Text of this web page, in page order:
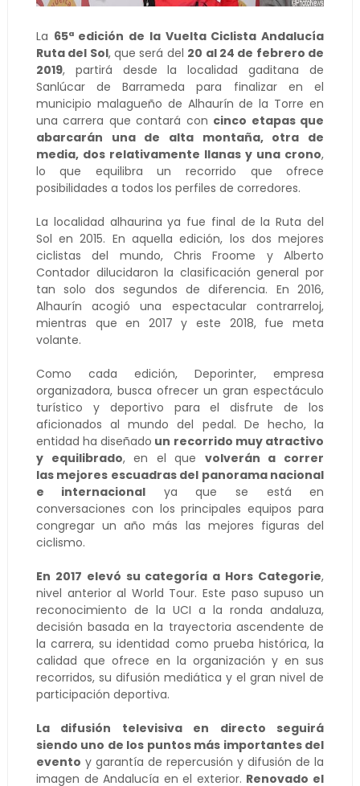
La 65ª edición de la Vuelta Ciclista Andalucía
Ruta del Sol, que será del 20 al 24 de febrero de
2019, partirá desde la localidad gaditana de
Sanlúcar de Barrameda para finalizar en el
municipio malagueño de Alhaurín de la Torre en
una carrera que contará con cinco etapas que
abarcarán una de alta montaña, otra de
media, dos relativamente llanas y una crono,
lo que equilibra un recorrido que ofrece
posibilidades a todos los perfiles de corredores.
La localidad alhaurina ya fue final de la Ruta del
Sol en 2015. En aquella edición, los dos mejores
ciclistas del mundo, Chris Froome y Alberto
Contador dilucidaron la clasificación general por
tan solo dos segundos de diferencia. En 2016,
Alhaurín acogió una espectacular contrarreloj,
mientras que en 2017 y este 2018, fue meta
volante.
Como cada edición, Deporinter, empresa
organizadora, busca ofrecer un gran espectáculo
turístico y deportivo para el disfrute de los
aficionados al mundo del pedal. De hecho, la
entidad ha diseñado un recorrido muy atractivo
y equilibrado, en el que volverán a correr
las mejores escuadras del panorama nacional
e internacional ya que se está en
conversaciones con los principales equipos para
congregar un año más las mejores figuras del
ciclismo.
En 2017 elevó su categoría a Hors Categorie,
nivel anterior al World Tour. Este paso supuso un
reconocimiento de la UCI a la ronda andaluza,
decisión basada en la trayectoria ascendente de
la carrera, su identidad como prueba histórica, la
calidad que ofrece en la organización y en sus
recorridos, su difusión mediática y el gran nivel de
participación deportiva.
La difusión televisiva en directo seguirá
siendo uno de los puntos más importantes del
evento y garantía de repercusión y difusión de la
imagen de Andalucía en el exterior. Renovado el